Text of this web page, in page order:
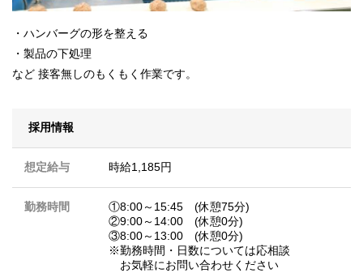
・ハンバーグの形を整える
・製品の下処理
など 接客無しのもくもく作業です。
採用情報
想定給与 時給1,185円
勤務時間
①8:00～15:45 (休憩75分)
②9:00～14:00 (休憩0分)
③8:00～13:00 (休憩0分)
※勤務時間・日数については応相談
お気軽にお問い合わせください